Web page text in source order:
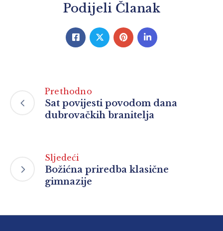
Podijeli Članak
Prethodno
Sat povijesti povodom dana
dubrovačkih branitelja
Sljedeći
Božićna priredba klasične
gimnazije